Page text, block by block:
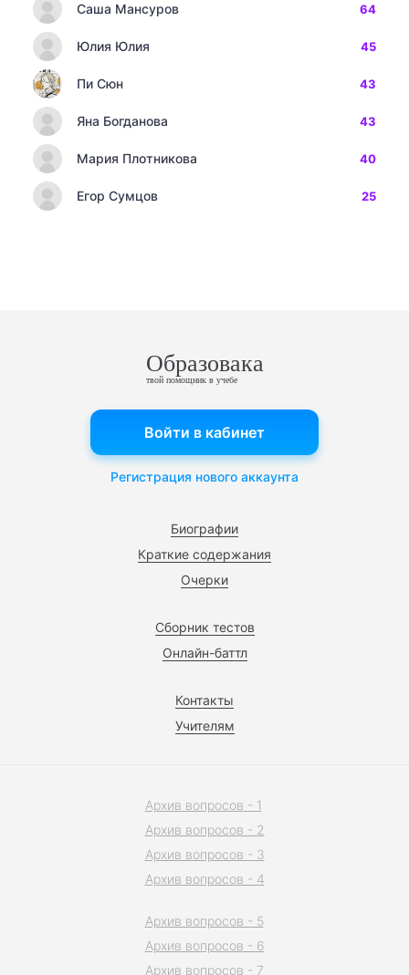
Саша Мансуров 64
Юлия Юлия 45
Пи Сюн 43
Яна Богданова 43
Мария Плотникова 40
Егор Сумцов 25
Образовака
твой помощник в учебе
Биографии
Краткие содержания
Очерки
Сборник тестов
Онлайн-баттл
Контакты
Учителям
Войти в кабинет
Регистрация нового аккаунта
Архив вопросов - 1
Архив вопросов - 2
Архив вопросов - 3
Архив вопросов - 4
Архив вопросов - 5
Архив вопросов - 6
Архив вопросов - 7